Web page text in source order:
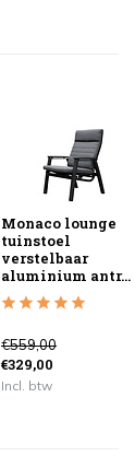
Monaco lounge
tuinstoel
verstelbaar
aluminium antr...
€559,00
€329,00
Incl. btw